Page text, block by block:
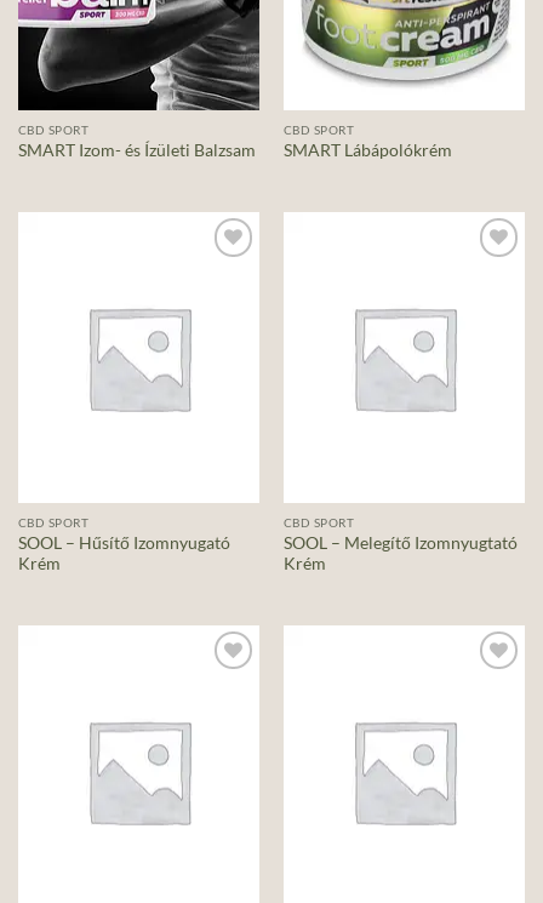
CBD SPORT
SMART Izom- és Ízületi Balzsam
CBD SPORT
SMART Lábápolókrém
CBD SPORT
SOOL – Hűsítő Izomnyugató
Krém
CBD SPORT
SOOL – Melegítő Izomnyugtató
Krém